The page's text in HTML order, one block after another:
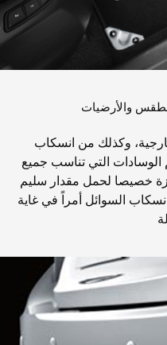
والأرضيات
وكذلك من انسكاب
الوسادات التي تناسب جميع
خصيصا لحمل مقدار سليم
السوائل أمراً في غاية